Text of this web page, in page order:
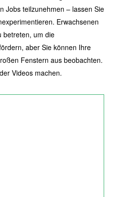
Jobs teilzunehmen – lassen Sie
Erwachsenen
betreten, um die
aber Sie können Ihre
Fenstern aus beobachten.
Videos machen.